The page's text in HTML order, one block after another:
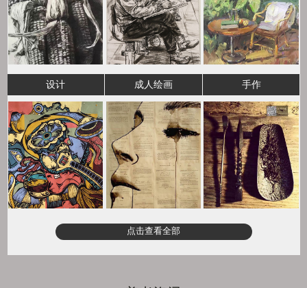
设计 成人绘画 手作
点击查看全部